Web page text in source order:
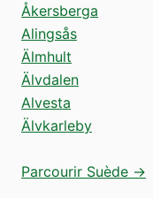
Åkersberga
Alingsås
Älmhult
Älvdalen
Alvesta
Älvkarleby
Parcourir Suède →